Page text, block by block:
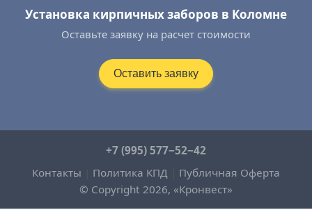
Установка кирпичных заборов в Коломне
Оставьте заявку на расчет стоимости
Оставить заявку
© Copyright 2026, «Кронвест»
+7 (995) 577−52−42
Контакты
Политика КПД Публичная Оферта